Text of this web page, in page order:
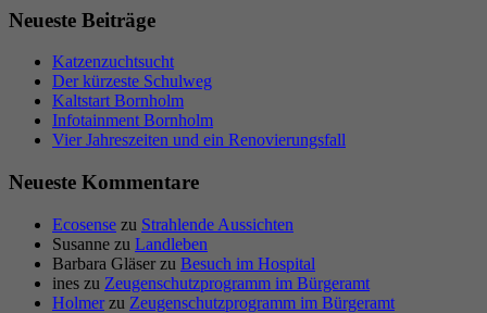
Neueste Beiträge
Katzenzuchtsucht
Der kürzeste Schulweg
Kaltstart Bornholm
Infotainment Bornholm
Vier Jahreszeiten und ein Renovierungsfall
Neueste Kommentare
Ecosense zu Strahlende Aussichten
Susanne zu Landleben
Barbara Gläser zu Besuch im Hospital
ines zu Zeugenschutzprogramm im Bürgeramt
Holmerzu Zeugenschutzprogramm im Bürgeramt